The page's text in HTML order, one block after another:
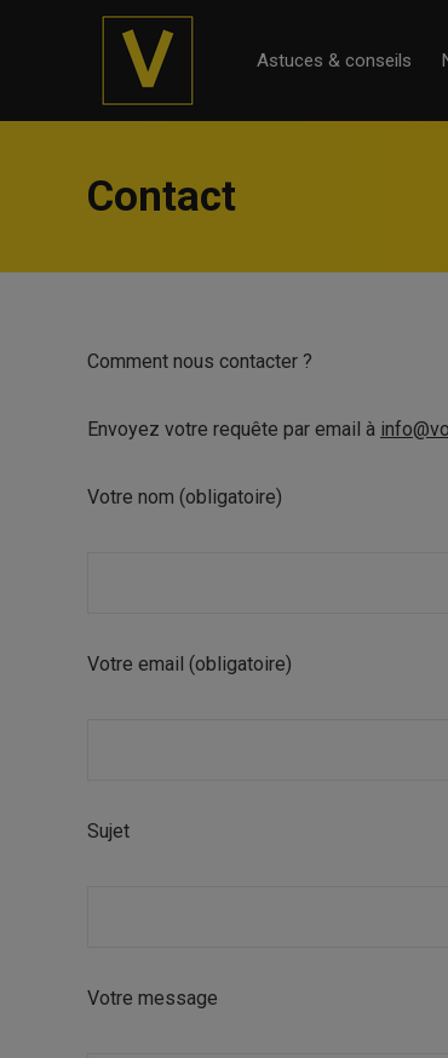
Astuces & conseils
Contact
Comment nous contacter ?
Envoyez votre requête par email à
Votre nom (obligatoire)
Votre email (obligatoire)
Sujet
Votre message